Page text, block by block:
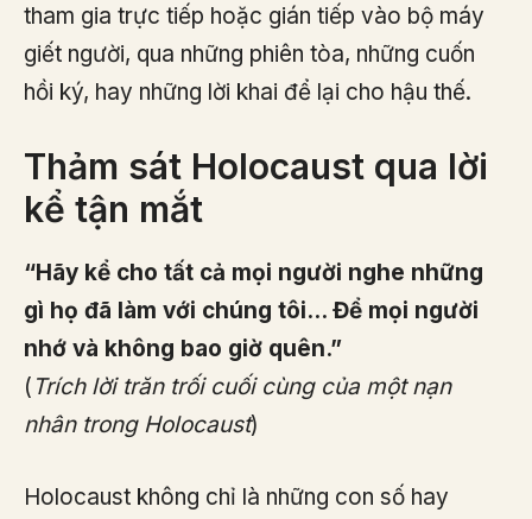
tham gia trực tiếp hoặc gián tiếp vào bộ máy
giết người, qua những phiên tòa, những cuốn
hồi ký, hay những lời khai để lại cho hậu thế.
Thảm sát Holocaust qua lời
kể tận mắt
“Hãy kể cho tất cả mọi người nghe những
gì họ đã làm với chúng tôi… Để mọi người
nhớ và không bao giờ quên.”
( Trích lời trăn trối cuối cùng của một nạn
nhân trong Holocaust)
Holocaust không chỉ là những con số hay